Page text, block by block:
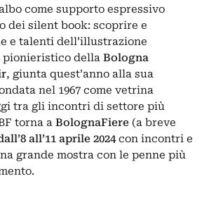
come supporto espressivo
dei silent book: scoprire e
e talenti dell’illustrazione
pionieristico della Bologna
, giunta quest’anno alla sua
nel 1967 come vetrina
tra gli incontri di settore più
torna a BolognaFiere (a breve
all’11 aprile 2024con incontri e
grande mostra con le penne più